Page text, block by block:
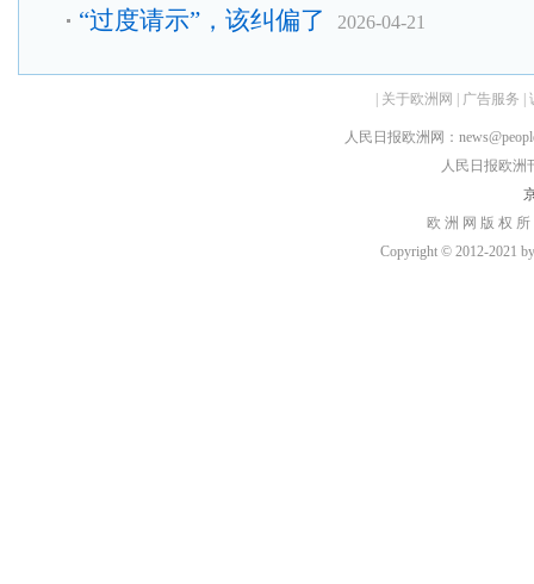
“过度请示”，该纠偏了 2026-04-21
关于欧洲网 广告服务
人民日报欧洲网：
人民日报欧洲
欧 洲 网 版 权
Copyright © 2012-2021